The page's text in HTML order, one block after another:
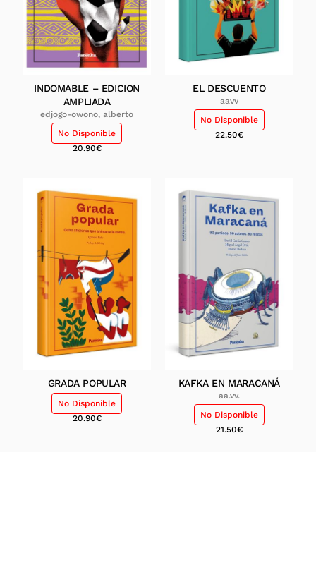
INDOMABLE – EDICION
AMPLIADA
edjogo-owono, alberto
No Disponible
20.90€
EL DESCUENTO
aavv
No Disponible
22.50€
GRADA POPULAR
No Disponible
20.90€
KAFKA EN MARACANÁ
aa.vv.
No Disponible
21.50€